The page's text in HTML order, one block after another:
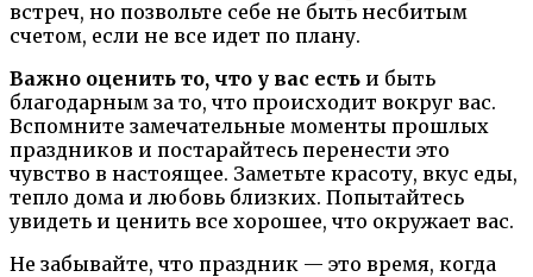
встреч, но позвольте себе не быть несбитым
счетом, если не все идет по плану.
Важно оценить то, что у вас есть и быть
благодарным за то, что происходит вокруг вас.
Вспомните замечательные моменты прошлых
праздников и постарайтесь перенести это
чувство в настоящее. Заметьте красоту, вкус еды,
тепло дома и любовь близких. Попытайтесь
увидеть и ценить все хорошее, что окружает вас.
Не забывайте, что праздник — это время, когда